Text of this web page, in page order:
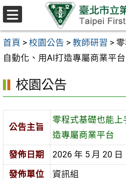
跳至主要內容區
首頁 > 校園公告 > 教師研習 >
自動化、用AI打造專屬商業平台
校園公告
公告主旨
零程式基礎也能上
造專屬商業平台
發佈日期
2026 年 5 月 20 日
發佈單位
資訊組
選
單